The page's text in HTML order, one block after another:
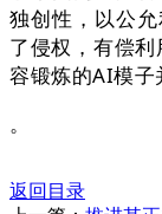
独创性，以公
了侵权，有偿
容锻炼的AI模子
。
返回目录